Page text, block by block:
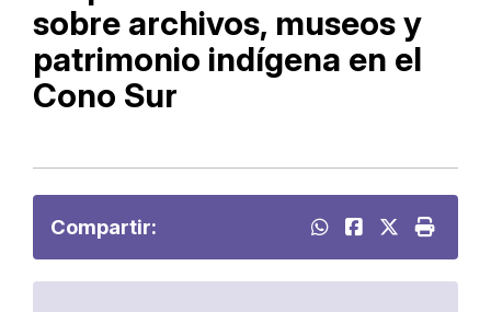
sobre archivos, museos y
patrimonio indígena en el
Cono Sur
Compartir: